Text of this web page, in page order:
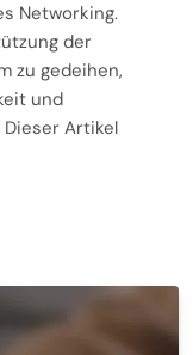
Networking.
der
zu gedeihen,
und
Artikel